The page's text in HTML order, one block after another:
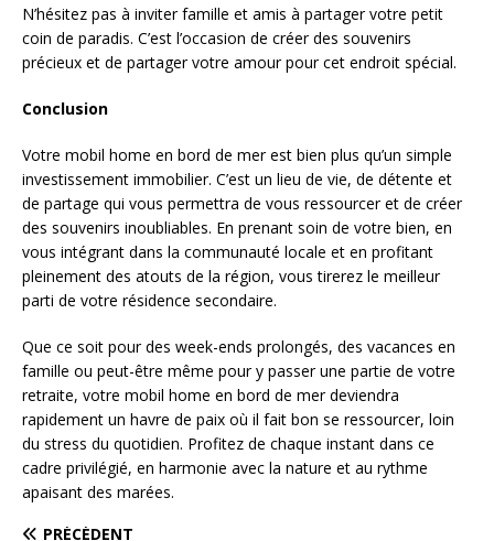
N’hésitez pas à inviter famille et amis à partager votre petit
coin de paradis. C’est l’occasion de créer des souvenirs
précieux et de partager votre amour pour cet endroit spécial.
Conclusion
Votre mobil home en bord de mer est bien plus qu’un simple
investissement immobilier. C’est un lieu de vie, de détente et
de partage qui vous permettra de vous ressourcer et de créer
des souvenirs inoubliables. En prenant soin de votre bien, en
vous intégrant dans la communauté locale et en profitant
pleinement des atouts de la région, vous tirerez le meilleur
parti de votre résidence secondaire.
Que ce soit pour des week-ends prolongés, des vacances en
famille ou peut-être même pour y passer une partie de votre
retraite, votre mobil home en bord de mer deviendra
rapidement un havre de paix où il fait bon se ressourcer, loin
du stress du quotidien. Profitez de chaque instant dans ce
cadre privilégié, en harmonie avec la nature et au rythme
apaisant des marées.
PRÉCÉDENT